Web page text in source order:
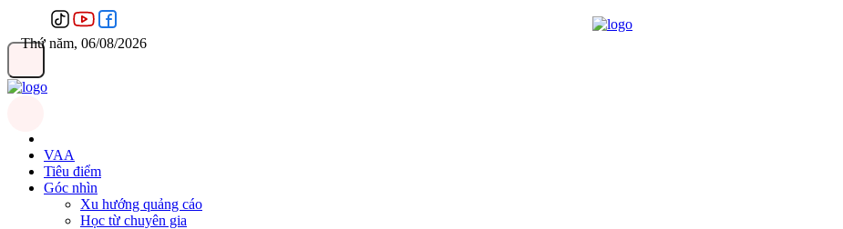
Thứ năm, 06/08/2026
VAA
Tiêu điểm
Góc nhìn
Xu hướng quảng cáo
Học từ chuyên gia